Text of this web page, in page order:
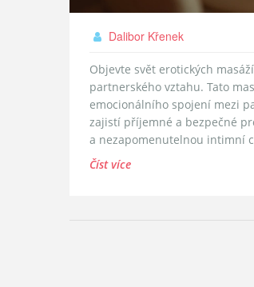
Dalibor Křenek
Objevte svět erotických
partnerského vztahu. Tato
emocionálního spojení mezi
zajistí příjemné a bezpečné
a nezapomenutelnou intimní
Číst více